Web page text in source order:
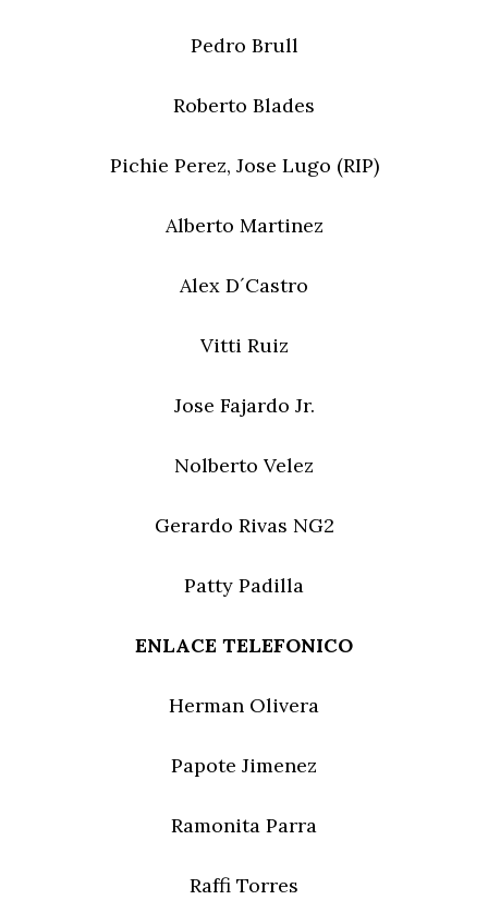
Pedro Brull
Roberto Blades
Pichie Perez, Jose Lugo (RIP)
Alberto Martinez
Alex D´Castro
Vitti Ruiz
Jose Fajardo Jr.
Nolberto Velez
Gerardo Rivas NG2
Patty Padilla
ENLACE TELEFONICO
Herman Olivera
Papote Jimenez
Ramonita Parra
Raffi Torres